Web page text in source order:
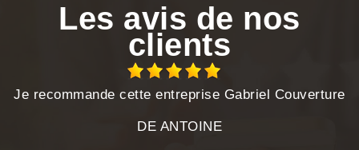
Les avis de nos
clients
Je recommande cette entreprise Gabriel Couverture
DE ANTOINE